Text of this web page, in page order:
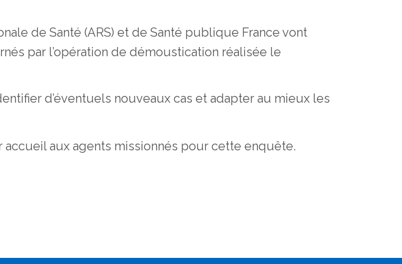
de Santé (ARS) et de Santé publique France vont
par l’opération de démoustication réalisée le
d’éventuels nouveaux cas et adapter au mieux les
aux agents missionnés pour cette enquête.